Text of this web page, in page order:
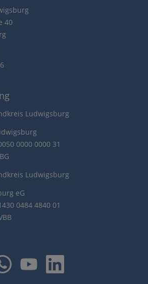
40
Ludwigsburg
0000 0000 31
Ludwigsburg
eG
0484 4840 01